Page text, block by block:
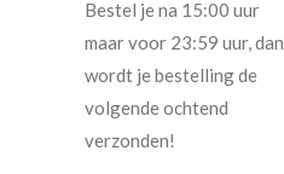
Bestel je na 15:00 uur
maar voor 23:59 uur, dan
wordt je bestelling de
volgende ochtend
verzonden!